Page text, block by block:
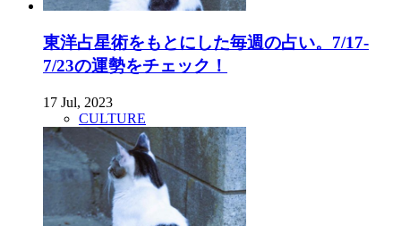
東洋占星術をもとにした毎週の占い。7/17-
7/23の運勢をチェック！
17 Jul, 2023
CULTURE